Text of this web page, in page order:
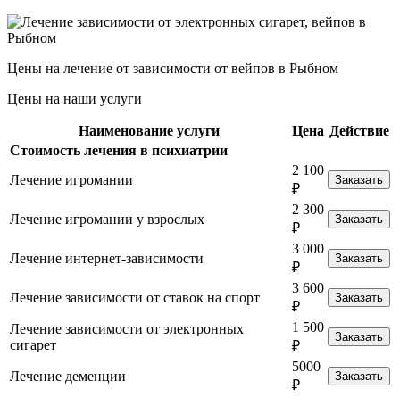
Цены на лечение от зависимости от вейпов в Рыбном
Цены на наши услуги
Наименование услуги Цена Действие
Стоимость лечения в психиатрии
Лечение игромании
2 100
₽
Заказать
Лечение игромании у взрослых
2 300
₽
Заказать
Лечение интернет-зависимости
3 000
₽
Заказать
Лечение зависимости от ставок на спорт
3 600
₽
Заказать
Лечение зависимости от электронных
сигарет
1 500
₽
Заказать
Лечение деменции
5000
₽
Заказать